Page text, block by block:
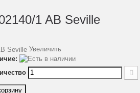
1 AB Seville
Увеличить